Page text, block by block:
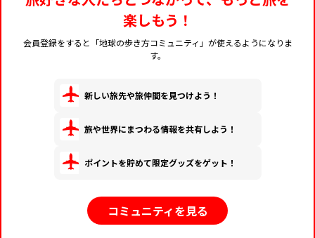
楽しもう！
会員登録をすると「地球の歩き方コミュニティ」が使えるようになりま
す。
新しい旅先や旅仲間を見つけよう！
旅や世界にまつわる情報を共有しよう！
ポイントを貯めて限定グッズをゲット！
コミュニティを見る